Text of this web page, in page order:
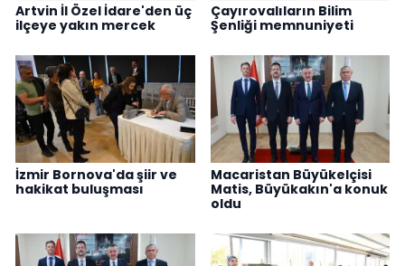
Artvin İl Özel İdare'den üç
ilçeye yakın mercek
Çayırovalıların Bilim
Şenliği memnuniyeti
İzmir Bornova'da şiir ve
hakikat buluşması
Macaristan Büyükelçisi
Matis, Büyükakın'a konuk
oldu